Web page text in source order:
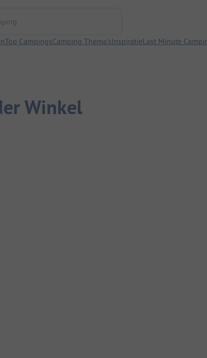
Top CampingsCamping Thema'sInspiratieLast Minute
Winkel